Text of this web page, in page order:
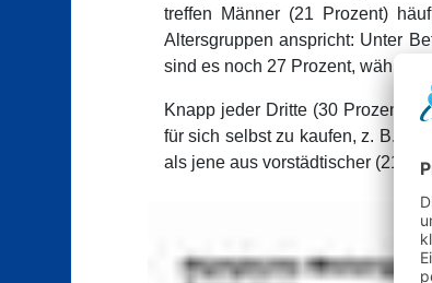
treffen Männer (21 Prozent)
Altersgruppen anspricht: Unter
sind es noch 27 Prozent,
Knapp jeder Dritte (30 Prozent)
für sich selbst zu kaufen, z. B.
als jene aus vorstädtischer (21